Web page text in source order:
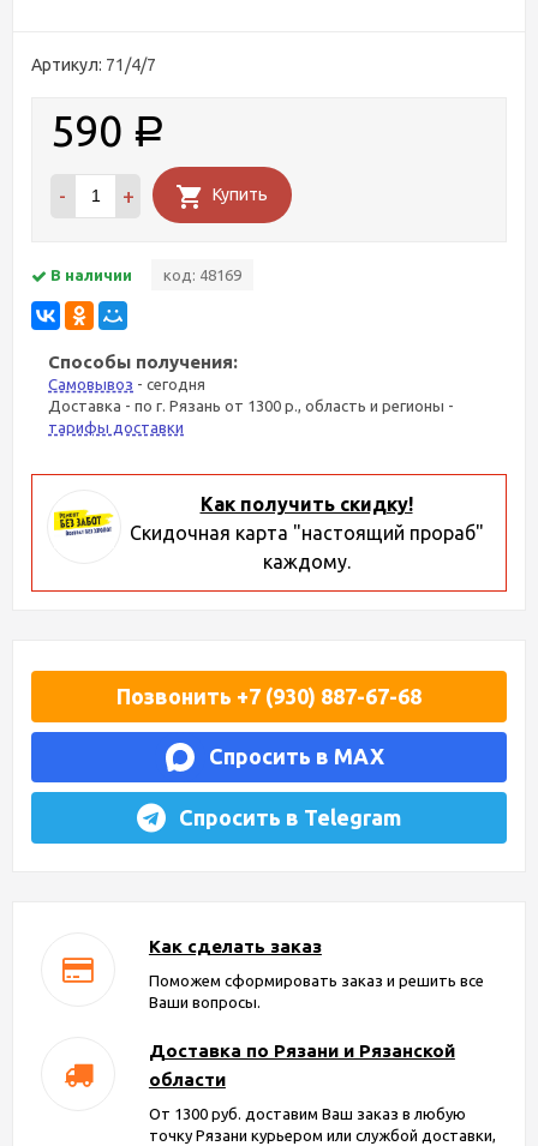
Артикул: 71/4/7
590 Р
- + Купить
В наличии код: 48169
Способы получения:
Самовывоз - сегодня
Доставка - по г. Рязань от 1300 р., область и регионы -
тарифы доставки
Как получить скидку!
Скидочная карта "настоящий прораб"
каждому.
Позвонить +7 (930) 887-67-68
Спросить в MAX
Спросить в Telegram
Как сделать заказ
Поможем сформировать заказ и решить все
Ваши вопросы.
Доставка по Рязани и Рязанской
области
От 1300 руб. доставим Ваш заказ в любую
точку Рязани курьером или службой доставки,